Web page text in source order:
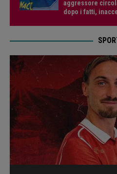
aggressore
dopo i fatti,